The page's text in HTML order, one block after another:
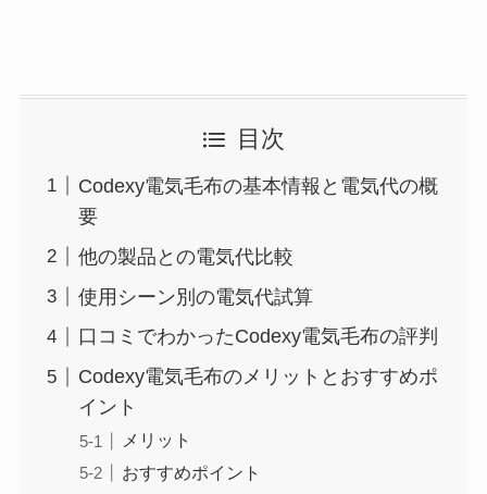
目次
Codexy電気毛布の基本情報と電気代の概
要
他の製品との電気代比較
使用シーン別の電気代試算
口コミでわかったCodexy電気毛布の評判
Codexy電気毛布のメリットとおすすめポ
イント
メリット
おすすめポイント